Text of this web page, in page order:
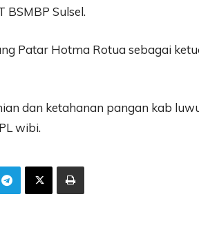
BSMBP Sulsel.
Patar Hotma Rotua sebagai
dan ketahanan pangan kab
wibi.